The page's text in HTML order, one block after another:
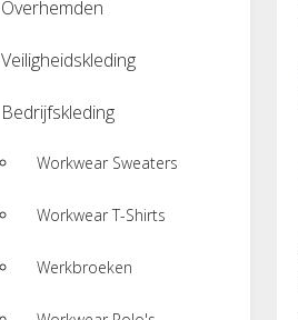
Overhemden
Veiligheidskleding
Bedrijfskleding
Workwear Sweaters
Workwear T-Shirts
Werkbroeken